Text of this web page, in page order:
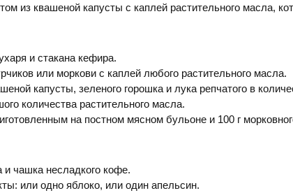
из квашеной капусты с каплей растительного масла,
и стакана кефира.
или моркови с каплей любого растительного масла.
капусты, зеленого горошка и лука репчатого в
количества растительного масла.
на постном мясном бульоне и 100 г
и чашка несладкого кофе.
или одно яблоко, или один апельсин.